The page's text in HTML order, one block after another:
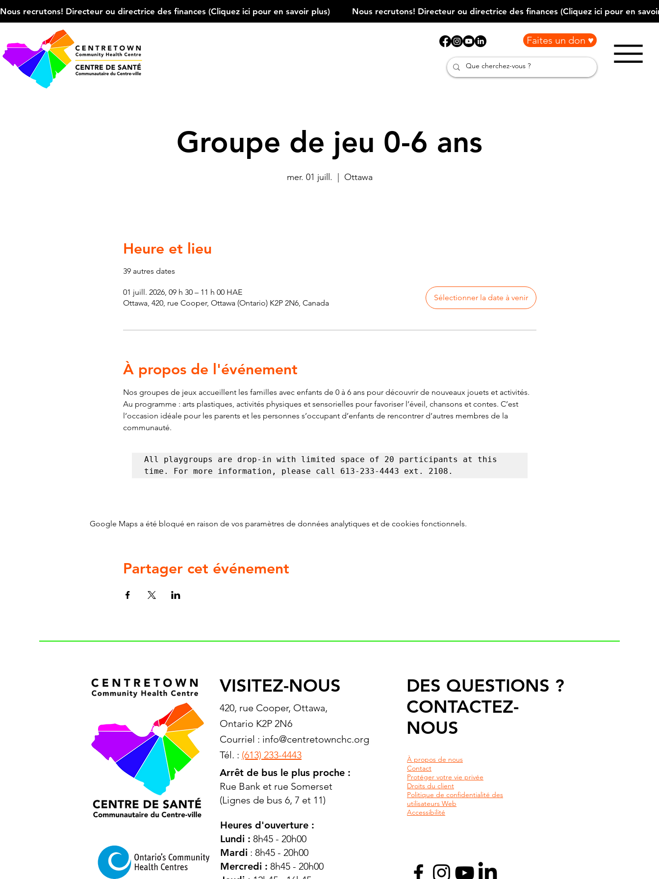
Nous recrutons! Directeur ou directrice des finances (Cliquez ici pour en savoir plus)
Faites un don ♥
Groupe de jeu 0-6 ans
mer. 01 juill. Ottawa
Heure et lieu
39 autres dates
01 juill. 2026, 09 h 30 – 11 h 00 HAE
Ottawa, 420, rue Cooper, Ottawa (Ontario) K2P 2N6, Canada
Sélectionner la date à venir
À propos de l'événement
Nos groupes de jeux accueillent les familles avec enfants de 0 à 6 ans pour découvrir de nouveaux jouets et activités.
Au programme : arts plastiques, activités physiques et sensorielles pour favoriser l’éveil, chansons et contes. C’est
l’occasion idéale pour les parents et les personnes s’occupant d’enfants de rencontrer d’autres membres de la
communauté.
All playgroups are drop-in with limited space of 20 participants at this
time. For more information, please call 613-233-4443 ext. 2108.
Google Maps a été bloqué en raison de vos paramètres de données analytiques et de cookies fonctionnels.
Partager cet événement
VISITEZ-NOUS
420, rue Cooper, Ottawa,
Ontario K2P 2N6
Courriel : info@centretownchc.org
Tél. : (613) 233-4443
Arrêt de bus le plus proche :
Rue Bank et rue Somerset
(Lignes de bus 6, 7 et 11)
Heures d'ouverture :
Lundi : 8h45 - 20h00
Mardi : 8h45 - 20h00
Mercredi : 8h45 - 20h00
DES QUESTIONS ?
CONTACTEZ-
NOUS
À propos de nous
Contact
Protéger votre vie privée
Droits du client
Politique de confidentialité des
utilisateurs Web
Accessibilité